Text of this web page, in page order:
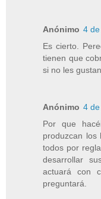
Anónimo 4
Es cierto.
tienen que
si no les
Anónimo 4
Por que
produzcan los
todos por
desarrollar
actuará con
preguntará.